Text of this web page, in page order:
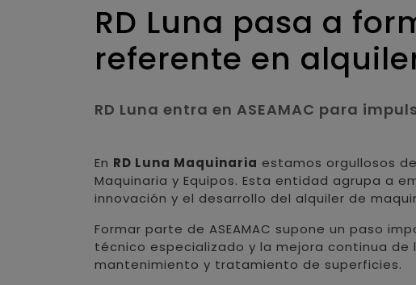
RD Luna pasa a
referente en
RD Luna entra en ASEAMAC para
En RD Luna Maquinaria estamos orgullosos
Maquinaria y Equipos. Esta entidad agrupa a
innovación y el desarrollo del alquiler de
Formar parte de ASEAMAC supone un paso
técnico especializado y la mejora continua
mantenimiento y tratamiento de superficies.